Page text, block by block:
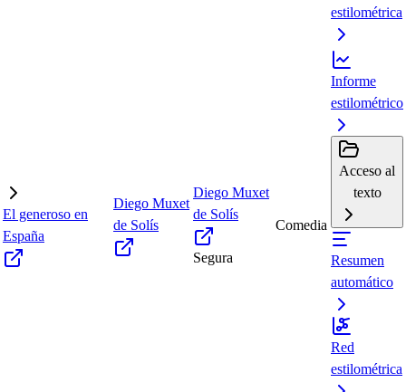
estilométrica
El generoso en
España
Diego Muxet
de Solís
Diego Muxet
de Solís
Segura
Comedia
Informe
estilométrico
Acceso al
texto
Resumen
automático
Red
estilométrica